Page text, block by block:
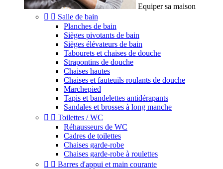
Equiper sa maison
  Salle de bain
Planches de bain
Sièges pivotants de bain
Sièges élévateurs de bain
Tabourets et chaises de douche
Strapontins de douche
Chaises hautes
Chaises et fauteuils roulants de douche
Marchepied
Tapis et bandelettes antidérapants
Sandales et brosses à long manche
  Toilettes / WC
Réhausseurs de WC
Cadres de toilettes
Chaises garde-robe
Chaises garde-robe à roulettes
  Barres d'appui et main courante